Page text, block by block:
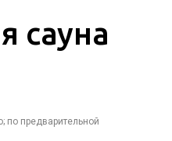
сауна
по предварительной